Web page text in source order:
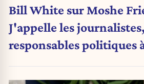
Bill White sur Moshe
J'appelle les
responsables politiques